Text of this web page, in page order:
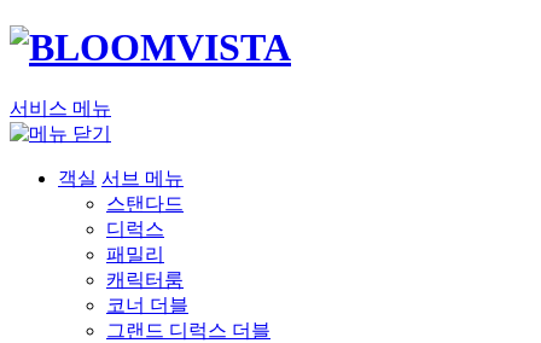
서비스 메뉴
객실 서브 메뉴
스탠다드
디럭스
패밀리
캐릭터룸
코너 더블
그랜드 디럭스 더블